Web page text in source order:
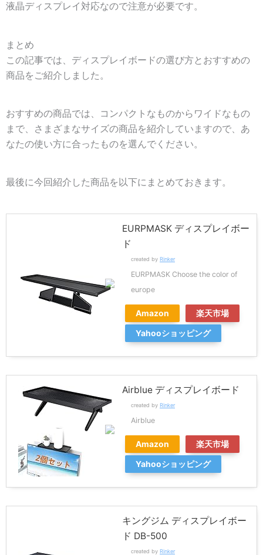
液晶ディスプレイ対応なので注意が必要です。
まとめ
この記事では、ディスプレイボードの選び方とおすすめの
商品をご紹介しました。
おすすめの商品では、コンパクトなものからワイドなもの
まで、さまざまなサイズの商品を紹介していますので、あ
なたの使い方に合ったものを選んでください。
最後に今回紹介した商品を以下にまとめておきます。
EURPMASK ディスプレイボー
ド
created by Rinker
EURPMASK Choose the color of
europe
Amazon
楽天市場
Yahooショッピング
Airblue ディスプレイボード
created by Rinker
Airblue
Amazon
楽天市場
Yahooショッピング
キングジム ディスプレイボー
ド DB-500
created by Rinker